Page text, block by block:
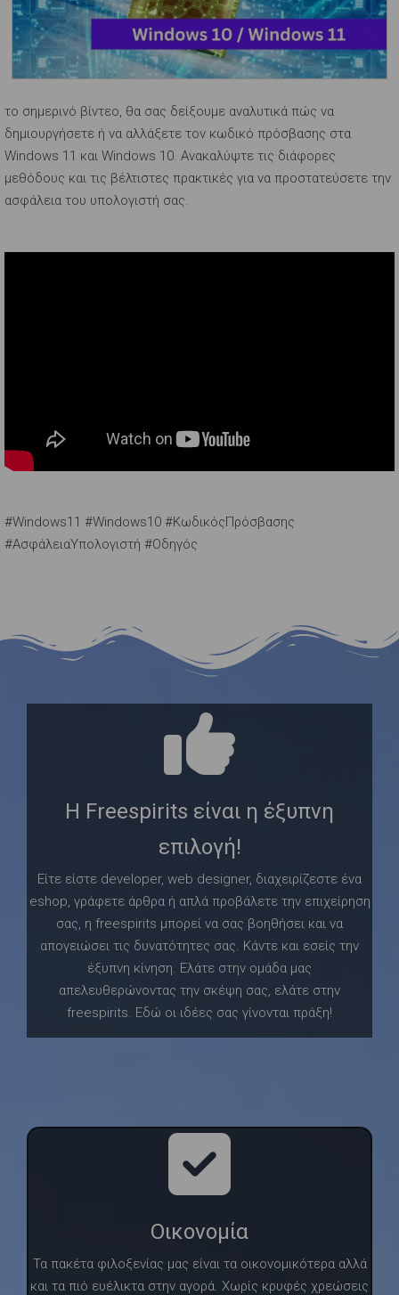
το σημερινό βίντεο, θα σας δείξουμε αναλυτικά πώς να
δημιουργήσετε ή να αλλάξετε τον κωδικό πρόσβασης στα
Windows 11 και Windows 10. Ανακαλύψτε τις διάφορες
μεθόδους και τις βέλτιστες πρακτικές για να προστατεύσετε την
ασφάλεια του υπολογιστή σας.
#Windows11 #Windows10 #ΚωδικόςΠρόσβασης
#ΑσφάλειαΥπολογιστή #Οδηγός
Η Freespirits είναι η έξυπνη
επιλογή!
Είτε είστε developer, web designer, διαχειρίζεστε ένα
eshop, γράφετε άρθρα ή απλά προβάλετε την επιχείρηση
σας, η freespirits μπορεί να σας βοηθήσει και να
απογειώσει τις δυνατότητες σας. Κάντε και εσείς την
έξυπνη κίνηση. Ελάτε στην ομάδα μας
απελευθερώνοντας την σκέψη σας, ελάτε στην
freespirits. Εδώ οι ιδέες σας γίνονται πράξη!
Οικονομία
Τα πακέτα φιλοξενίας μας είναι τα οικονομικότερα αλλά
και τα πιό ευέλικτα στην αγορά. Χωρίς κρυφές χρεώσεις